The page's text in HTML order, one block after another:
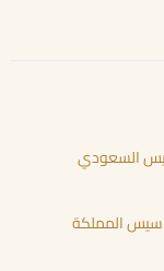
السعودي
المملكة